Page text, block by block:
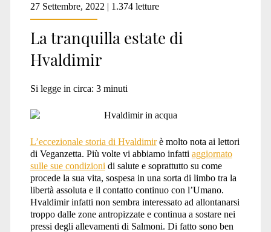
27 Settembre, 2022 | 1.374 letture
La tranquilla estate di
Hvaldimir
Si legge in circa: 3 minuti
L’eccezionale storia di Hvaldimirè molto nota ai lettori
di Veganzetta. Più volte vi abbiamo infatti aggiornato
sulle sue condizioni di salute e soprattutto su come
procede la sua vita, sospesa in una sorta di limbo tra la
libertà assoluta e il contatto continuo con l’Umano.
Hvaldimir infatti non sembra interessato ad allontanarsi
troppo dalle zone antropizzate e continua a sostare nei
pressi degli allevamenti di Salmoni. Di fatto sono ben